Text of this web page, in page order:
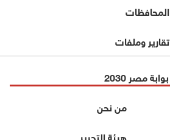
المحافظات
تقارير وملفات
بوابة مصر 2030
من نحن
هيئة التحرير